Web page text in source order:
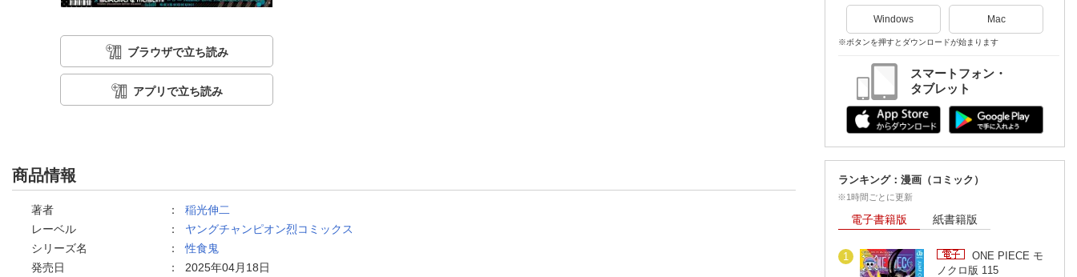
ブラウザで立ち読み
アプリで立ち読み
商品情報
著者 ： 稲光伸二
レーベル
： ヤングチャンピオン烈コミックス
シリーズ名
：性食鬼
発売日
： 2025年04月18日
Windows Mac
※ボタンを押すとダウンロードが始まります
スマートフォン・
タブレット
ランキング：漫画（コミック）
※1時間ごとに更新
電子書籍版 紙書籍版
1
ONE PIECE モ
ノクロ版 115